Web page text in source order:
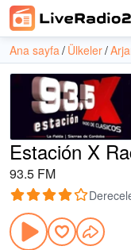
Ana sayfa Ülkeler
Estación X
93.5 FM